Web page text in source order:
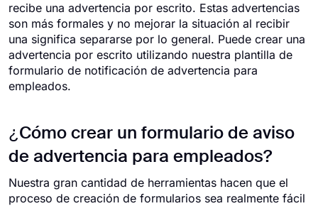
recibe una advertencia por escrito. Estas advertencias
son más formales y no mejorar la situación al recibir
una significa separarse por lo general. Puede crear una
advertencia por escrito utilizando nuestra plantilla de
formulario de notificación de advertencia para
empleados.
¿Cómo crear un formulario de aviso
de advertencia para empleados?
Nuestra gran cantidad de herramientas hacen que el
proceso de creación de formularios sea realmente fácil